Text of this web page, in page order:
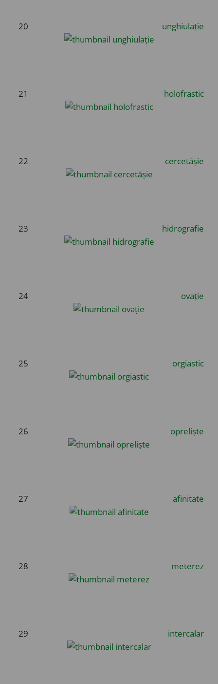
20 unghiulație
21 holofrastic
22 cercetășie
23 hidrografie
24 ovație
25 orgiastic
26 opreliște
27 afinitate
28 meterez
29 intercalar